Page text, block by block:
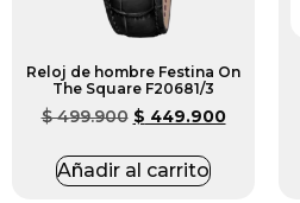
Reloj de hombre Festina On
The Square F20681/3
$499.900 $ 449.900
Añadir al carrito